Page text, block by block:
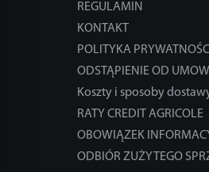
REGULAMIN
KONTAKT
POLITYKA PRYWATNOŚCI
ODSTĄPIENIE OD
Koszty i sposoby
RATY CREDIT AGRICOLE
OBOWIĄZEK
ODBIÓR ZUŻYTEGO